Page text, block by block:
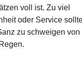
voll ist. Zu viel
oder Service
zu schweigen von